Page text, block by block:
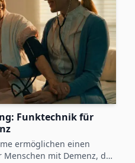
Funktechnik für
ermöglichen einen
mit Demenz, der